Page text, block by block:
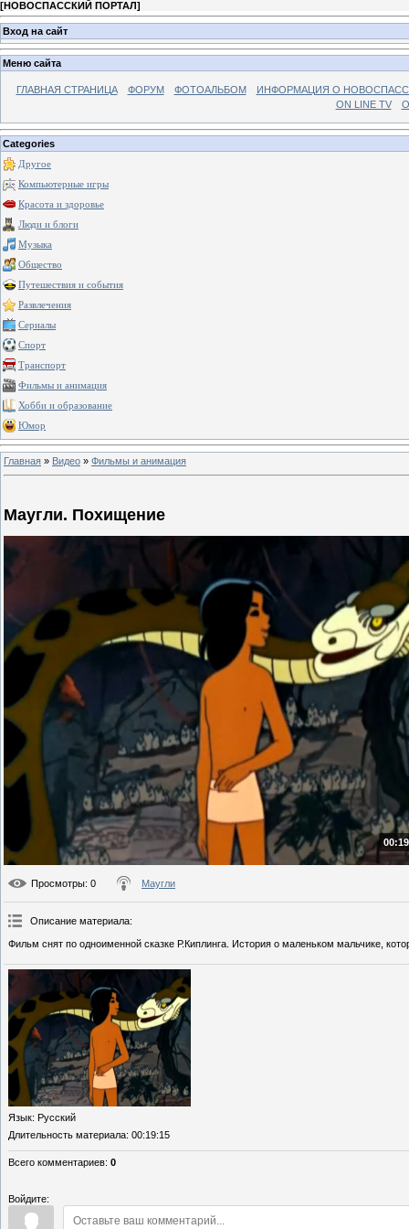
[НОВОСПАССКИЙ ПОРТАЛ]
Вход на сайт
Меню сайта
ГЛАВНАЯ СТРАНИЦА ФОРУМ ФОТОАЛЬБОМ
ИНФОРМАЦИЯ О
ON LINE TV
Categories
Другое
Компьютерные игры
Красота и здоровье
Люди и блоги
Музыка
Общество
Путешествия и события
Развлечения
Сериалы
Спорт
Транспорт
Фильмы и анимация
Хобби и образование
Юмор
Главная » Видео » Фильмы и анимация
Маугли. Похищение
Просмотры: 0 Маугли
Описание материала:
Фильм снят по одноименной сказке Р.Киплинга. История о маленьком мальчике,
Язык: Русский
Длительность материала: 00:19:15
Всего комментариев: 0
Войдите: